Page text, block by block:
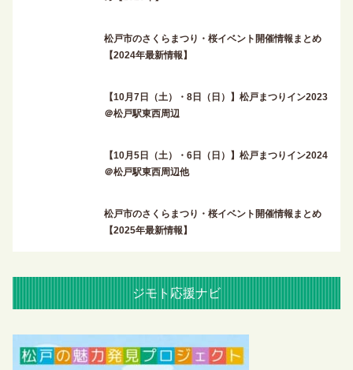
松戸市のさくらまつり・桜イベント開催情報まとめ
【2024年最新情報】
【10月7日（土）・8日（日）】松戸まつりイン2023
＠松戸駅東西周辺
【10月5日（土）・6日（日）】松戸まつりイン2024
＠松戸駅東西周辺他
松戸市のさくらまつり・桜イベント開催情報まとめ
【2025年最新情報】
ジモト応援ナビ